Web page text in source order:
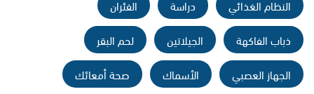
النظام الغذائي
دراسة
الفئران
ذباب الفاكهة
الجيلاتين
لحم البقر
الجهاز العصبي
الأسماك
صحة أمعائك